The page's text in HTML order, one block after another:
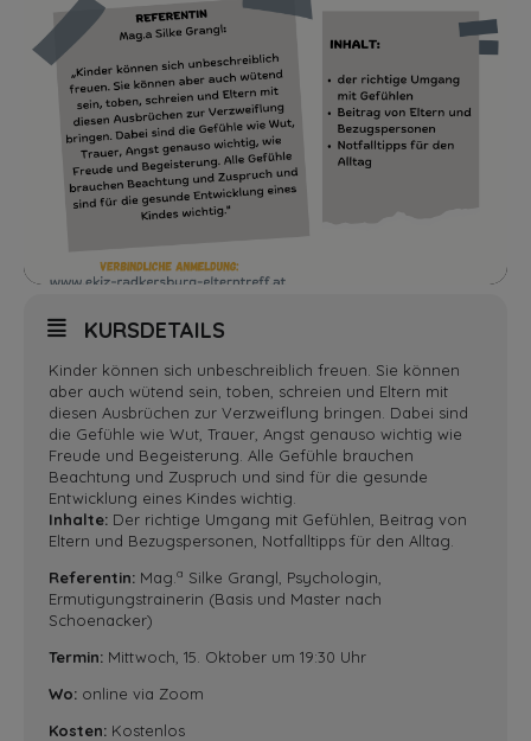
KURSDETAILS
Kinder können sich unbeschreiblich freuen. Sie können
aber auch wütend sein, toben, schreien und Eltern mit
diesen Ausbrüchen zur Verzweiflung bringen. Dabei sind
die Gefühle wie Wut, Trauer, Angst genauso wichtig wie
Freude und Begeisterung. Alle Gefühle brauchen
Beachtung und Zuspruch und sind für die gesunde
Entwicklung eines Kindes wichtig.
Inhalte: Der richtige Umgang mit Gefühlen, Beitrag von
Eltern und Bezugspersonen, Notfalltipps für den Alltag.
Referentin: Mag. a Silke Grangl, Psychologin,
Ermutigungstrainerin (Basis und Master nach
Schoenacker)
Termin: Mittwoch, 15. Oktober um 19:30 Uhr
Wo: online via Zoom
Kosten: Kostenlos